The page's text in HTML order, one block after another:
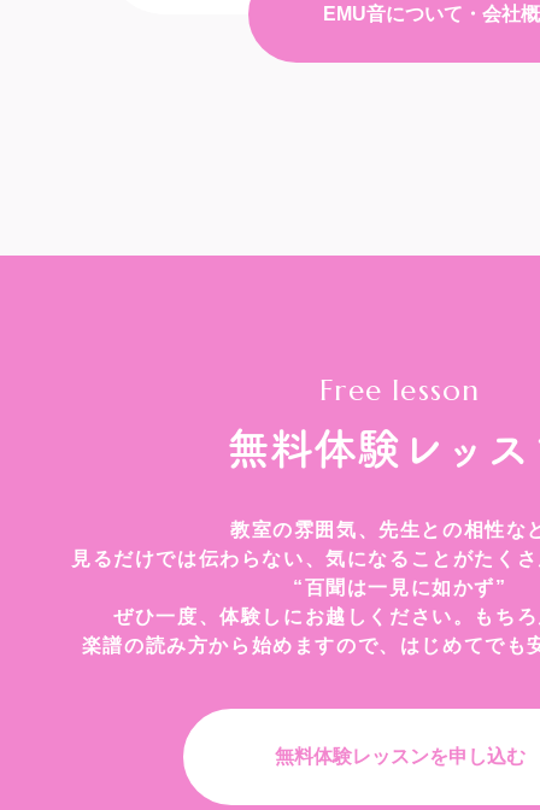
EMU音について・会社
無料体験レッス
Free lesson
教室の雰囲気、先生との相性な
見るだけでは伝わらない、気になることがたく
“百聞は一見に如かず”
ぜひ一度、体験しにお越しください。もち
楽譜の読み方から始めますので、はじめてでも
無料体験レッスンを申し込む